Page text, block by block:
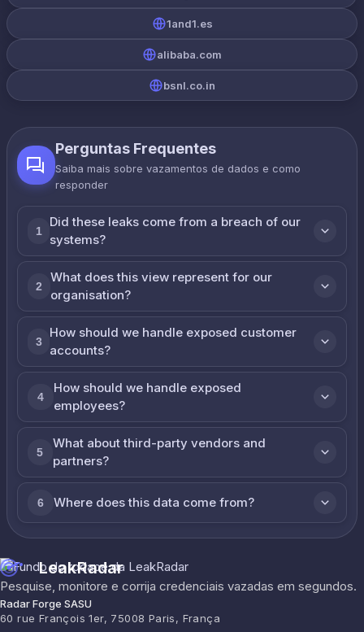
1and1.es
alibaba.com
bsnl.co.in
Perguntas Frequentes
Saiba mais sobre vazamentos de dados e como
responder
1
Did these leaks come from a breach of our
systems?
2
What does this view represent for our
organisation?
3
How should we handle exposed customer
accounts?
4
How should we handle exposed
employees?
5
What about third-party vendors and
partners?
6 Where does this data come from?
LeakRadar
Pesquise, monitore e corrija credenciais vazadas em segundos.
Radar Forge SASU
60 rue François 1er, 75008 Paris, França